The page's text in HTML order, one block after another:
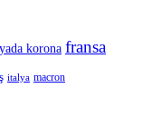
korona fransa
italya macron